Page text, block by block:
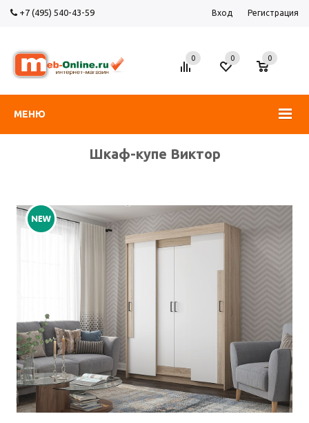
+7 (495) 540-43-59 Вход Регистрация
МЕНЮ
0 0
0
Шкаф-купе Виктор